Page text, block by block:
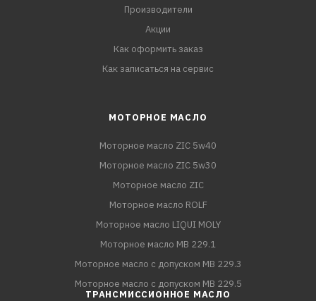
Производители
Акции
Как оформить заказ
Как записаться на сервис
МОТОРНОЕ МАСЛО
Моторное масло ZIC 5w40
Моторное масло ZIC 5w30
Моторное масло ZIC
Моторное масло ROLF
Моторное масло LIQUI MOLY
Моторное масло MB 229.1
Моторное масло с допуском MB 229.3
Моторное масло с допуском MB 229.5
ТРАНСМИССИОННОЕ МАСЛО